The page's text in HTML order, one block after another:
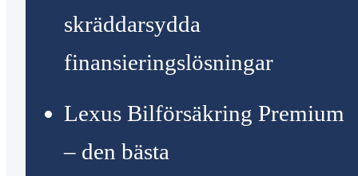
skräddarsydda
finansieringslösningar
Lexus Bilförsäkring Premium
– den bästa